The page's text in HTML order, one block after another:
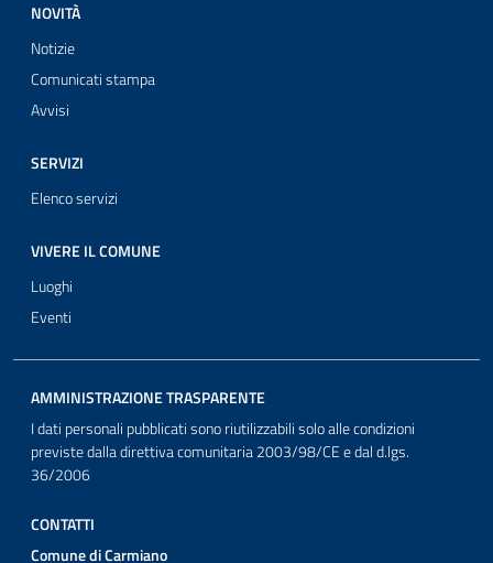
NOVITÀ
Notizie
Comunicati stampa
Avvisi
SERVIZI
Elenco servizi
VIVERE IL COMUNE
Luoghi
Eventi
AMMINISTRAZIONE TRASPARENTE
I dati personali pubblicati sono riutilizzabili solo alle condizioni
previste dalla direttiva comunitaria 2003/98/CE e dal d.lgs.
36/2006
CONTATTI
Comune di Carmiano